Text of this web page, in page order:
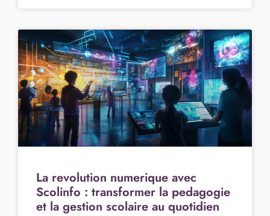
La revolution numerique avec
Scolinfo : transformer la pedagogie
et la gestion scolaire au quotidien